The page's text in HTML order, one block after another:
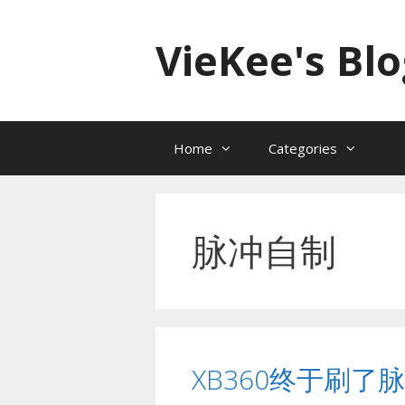
VieKee's
Home Categories
脉冲自制
XB360终于刷了